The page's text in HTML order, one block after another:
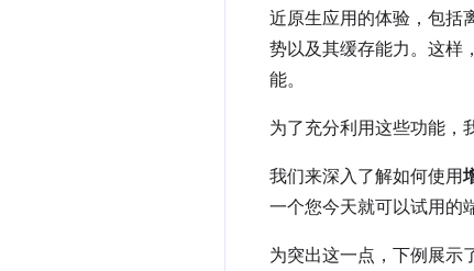
近原生应用的体验，包括
势以及其缓存能力。这样
能。
为了充分利用这些功能，
我们来深入了解如何使用
一个您今天就可以试用的
为突出这一点，下例展示